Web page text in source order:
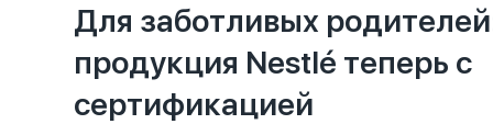
также полуфабрикаты шоколадного производства.
Ассоциации провели тщательную инспекцию всех
производства, включая Шымкентскую
площадку, и детально проанализировали
Для заботливых
продукция Nestlé теперь с
сертификацией